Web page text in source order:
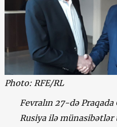
Photo: RFE/RL
Fevralın 27-də
Rusiya ilə